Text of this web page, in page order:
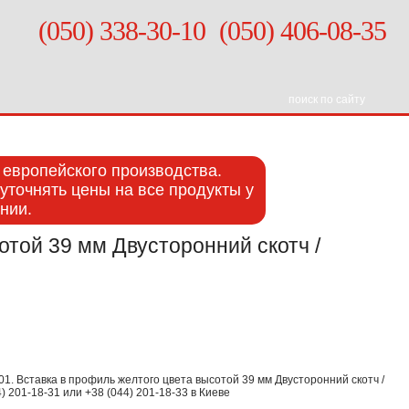
(050) 338-30-10 (050) 406-08-35
производства.
цены на все продукты у
39 мм Двусторонний скотч /
Вставка в профиль желтого цвета высотой 39 мм Двусторонний скотч /
201-18-31 или +38 (044) 201-18-33 в Киеве